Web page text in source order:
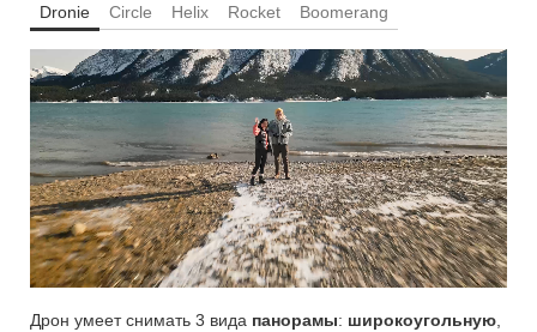
Dronie Circle Helix Rocket Boomerang
Дрон умеет снимать 3 вида панорамы: широкоугольную